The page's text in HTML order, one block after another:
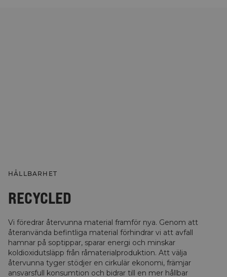
HÅLLBARHET
RECYCLED
Vi föredrar återvunna material framför nya. Genom att
återanvända befintliga material förhindrar vi att avfall
hamnar på soptippar, sparar energi och minskar
koldioxidutsläpp från råmaterialproduktion. Att välja
återvunna tyger stödjer en cirkulär ekonomi, främjar
ansvarsfull konsumtion och bidrar till en mer hållbar